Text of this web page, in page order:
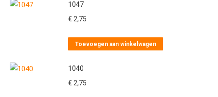
1047
€ 2,75
Toevoegen aan winkelwagen
1040
€ 2,75